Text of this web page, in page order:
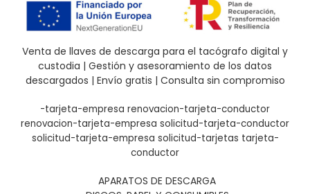
Venta de llaves de descarga para el tacógrafo digital y
custodia | Gestión y asesoramiento de los datos
descargados | Envío gratis | Consulta sin compromiso
-tarjeta-empresa renovacion-tarjeta-conductor
renovacion-tarjeta-empresa solicitud-tarjeta-conductor
solicitud-tarjeta-empresa solicitud-tarjetas tarjeta-
conductor
APARATOS DE DESCARGA